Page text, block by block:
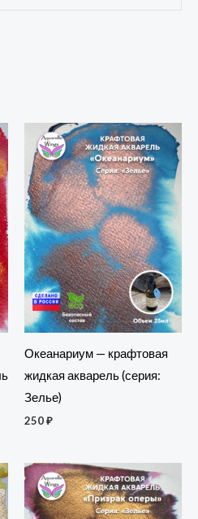
Океанариум — крафтовая
жидкая акварель (серия:
Зелье)
250₽